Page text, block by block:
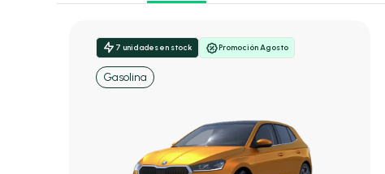
7 unidades en stock Promoción Agosto
Gasolina